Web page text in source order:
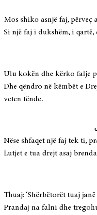
Mos shiko asnjë faj, përveç
Si një faj i dukshëm, i qartë,
Ulu kokën dhe kërko falje
Dhe qëndro në këmbët e
veten tënde.
Nëse shfaqet një faj tek ti,
Lutjet e tua drejt asaj
Thuaj: ‘Shërbëtorët tuaj
Prandaj na falni dhe